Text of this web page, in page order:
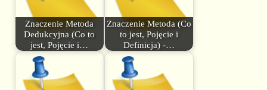
Znaczenie Metoda
Dedukcyjna (Co to
jest, Pojęcie i…
Znaczenie Metoda (Co
to jest, Pojęcie i
Definicja) -…